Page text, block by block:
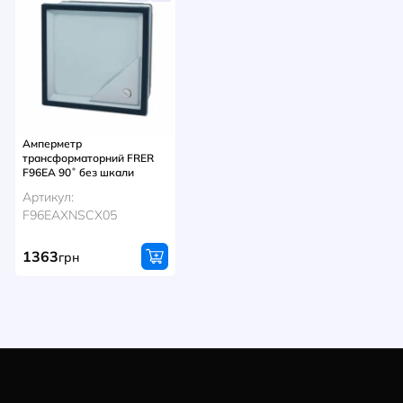
Амперметр
трансформаторний FRER
F96EA 90˚ без шкали
Артикул:
F96EAXNSCX05
1363грн